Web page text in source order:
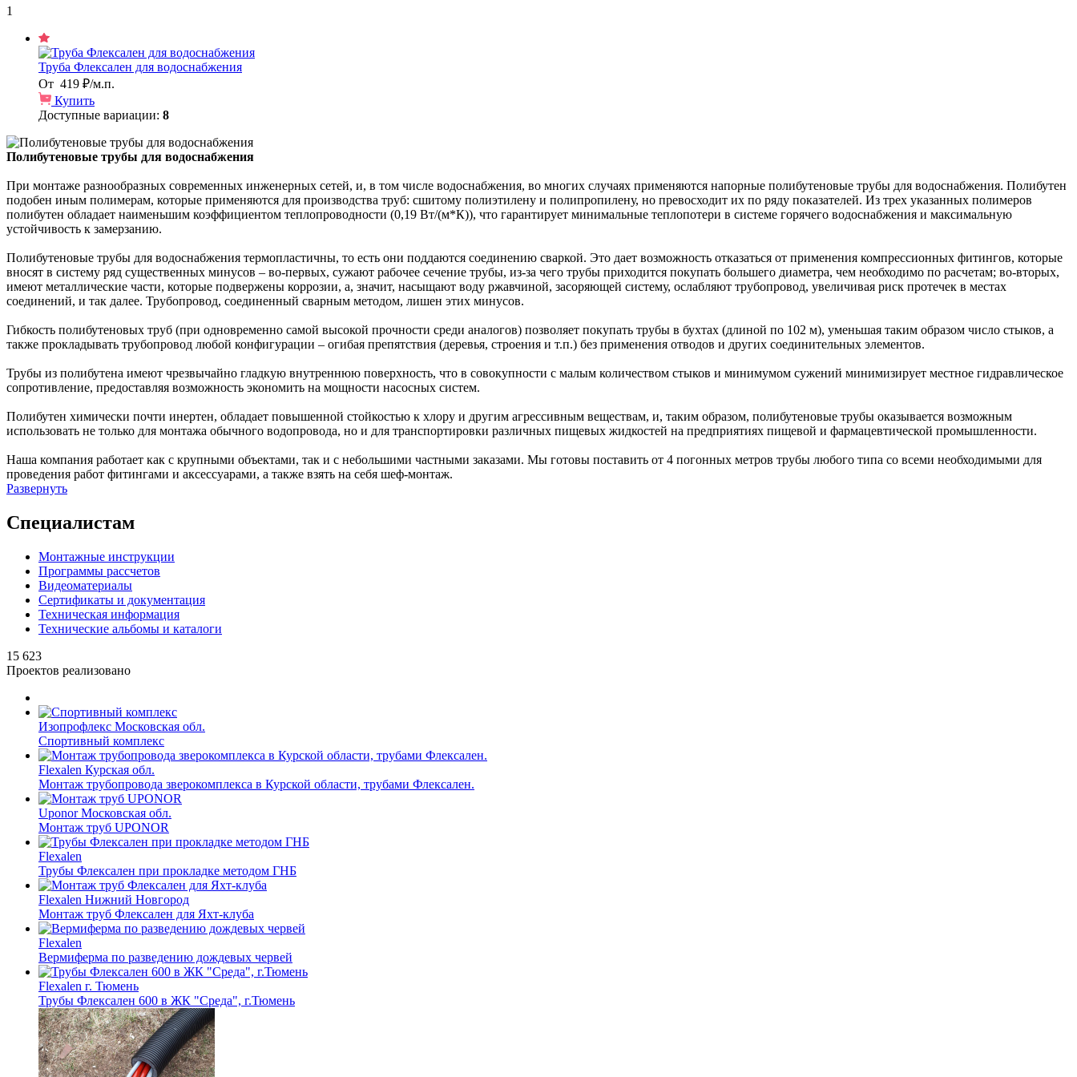
1
Труба Флексален для водоснабжения
От 419 ₽/м.п.
Купить
Доступные вариации: 8
Полибутеновые трубы для водоснабжения
При монтаже разнообразных современных инженерных сетей, и, в том числе водоснабжения, во многих случаях применяются напорные полибутеновые трубы для водоснабжения. Полибутен
подобен иным полимерам, которые применяются для производства труб: сшитому полиэтилену и полипропилену, но превосходит их по ряду показателей. Из трех указанных полимеров
полибутен обладает наименьшим коэффициентом теплопроводности (0,19 Вт/(м*К)), что гарантирует минимальные теплопотери в системе горячего водоснабжения и максимальную
устойчивость к замерзанию.
Полибутеновые трубы для водоснабжения термопластичны, то есть они поддаются соединению сваркой. Это дает возможность отказаться от применения компрессионных фитингов, которые
вносят в систему ряд существенных минусов – во-первых, сужают рабочее сечение трубы, из-за чего трубы приходится покупать большего диаметра, чем необходимо по расчетам; во-вторых,
имеют металлические части, которые подвержены коррозии, а, значит, насыщают воду ржавчиной, засоряющей систему, ослабляют трубопровод, увеличивая риск протечек в местах
соединений, и так далее. Трубопровод, соединенный сварным методом, лишен этих минусов.
Гибкость полибутеновых труб (при одновременно самой высокой прочности среди аналогов) позволяет покупать трубы в бухтах (длиной по 102 м), уменьшая таким образом число стыков, а
также прокладывать трубопровод любой конфигурации – огибая препятствия (деревья, строения и т.п.) без применения отводов и других соединительных элементов.
Трубы из полибутена имеют чрезвычайно гладкую внутреннюю поверхность, что в совокупности с малым количеством стыков и минимумом сужений минимизирует местное гидравлическое
сопротивление, предоставляя возможность экономить на мощности насосных систем.
Полибутен химически почти инертен, обладает повышенной стойкостью к хлору и другим агрессивным веществам, и, таким образом, полибутеновые трубы оказывается возможным
использовать не только для монтажа обычного водопровода, но и для транспортировки различных пищевых жидкостей на предприятиях пищевой и фармацевтической промышленности.
Наша компания работает как с крупными объектами, так и с небольшими частными заказами. Мы готовы поставить от 4 погонных метров трубы любого типа со всеми необходимыми для
проведения работ фитингами и аксессуарами, а также взять на себя шеф-монтаж.
Развернуть
Специалистам
Монтажные инструкции
Программы рассчетов
Видеоматериалы
Сертификаты и документация
Техническая информация
Технические альбомы и каталоги
15 623
Проектов реализовано
Изопрофлекс Московская обл.
Спортивный комплекс
Flexalen Курская обл.
Монтаж трубопровода зверокомплекса в Курской области, трубами Флексален.
Uponor Московская обл.
Монтаж труб UPONOR
Flexalen
Трубы Флексален при прокладке методом ГНБ
Flexalen Нижний Новгород
Монтаж труб Флексален для Яхт-клуба
Flexalen
Вермиферма по разведению дождевых червей
Flexalen г. Тюмень
Трубы Флексален 600 в ЖК "Среда", г.Тюмень